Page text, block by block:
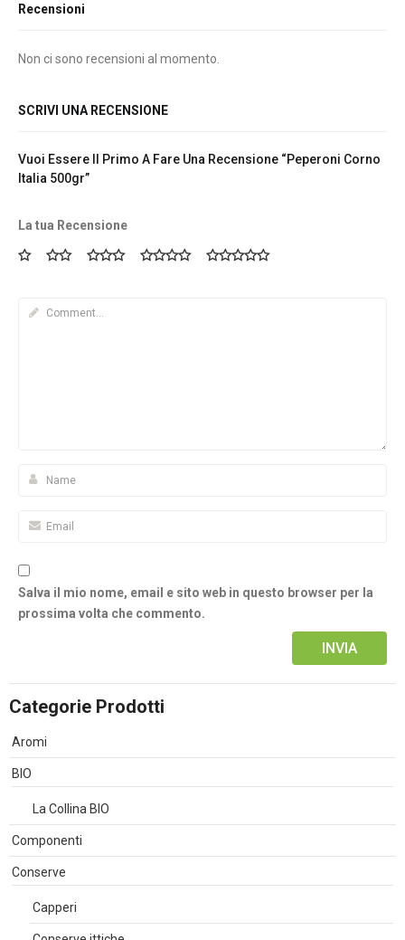
Recensioni
Non ci sono recensioni al momento.
SCRIVI UNA RECENSIONE
Vuoi Essere Il Primo A Fare Una Recensione “Peperoni Corno
Italia 500gr”
La tua Recensione
Salva il mio nome, email e sito web in questo browser per la
prossima volta che commento.
Categorie Prodotti
Aromi
BIO
La Collina BIO
Componenti
Conserve
Capperi